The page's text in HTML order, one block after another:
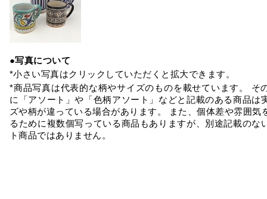
●写真について
*小さい写真はクリックしていただくと拡大できます。
*商品写真は代表的な柄やサイズのものを載せています。 そ
に「アソート」や「色柄アソート」などと記載のある商品は
ズや柄が違っている場合があります。 また、個体差や雰囲気
るために複数個写っている商品もありますが、別途記載のな
ト商品ではありません。